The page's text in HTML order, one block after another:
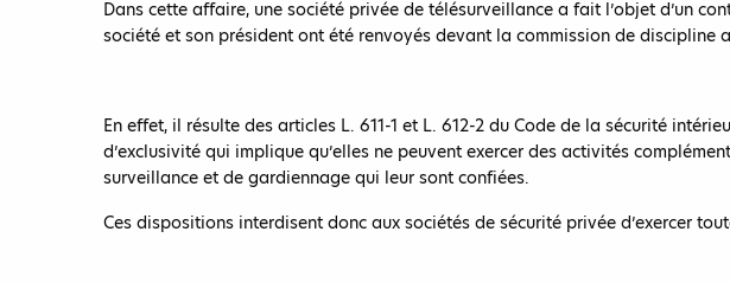
Dans cette affaire, une société privée de télésurveillance a fait l’objet d’un
société et son président ont été renvoyés devant la commission de discipline
En effet, il résulte des articles L. 611-1 et L. 612-2 du Code de la sécurité
d’exclusivité qui implique qu’elles ne peuvent exercer des activités
surveillance et de gardiennage qui leur sont confiées.
Ces dispositions interdisent donc aux sociétés de sécurité privée d’exercer